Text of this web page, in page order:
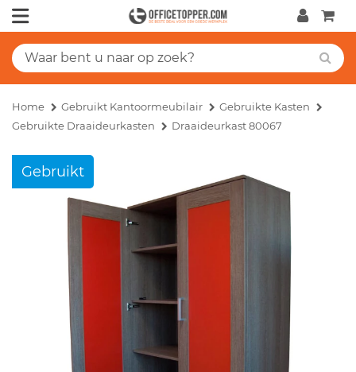
Home Gebruikt Kantoormeubilair
Gebruikte Kasten
Gebruikte Draaideurkasten
Draaideurkast 80067
Gebruikt